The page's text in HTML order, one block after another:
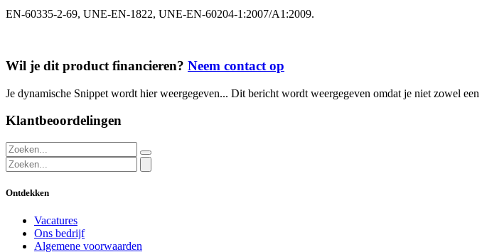
EN-60335-2-69, UNE-EN-1822, UNE-EN-60204-1:2007/A1:2009.
Wil je dit product financieren? Neem contact op
Je dynamische Snippet wordt hier weergegeven... Dit bericht wordt weergegeven omdat je niet zowel
Klantbeoordelingen
Ontdekken
Vacatures
Ons bedrijf
Algemene voorwaarden